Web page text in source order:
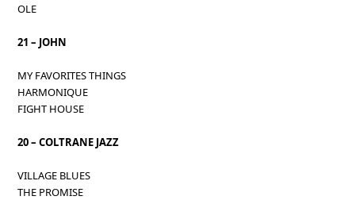
OLE
21 – JOHN
MY FAVORITES THINGS
HARMONIQUE
FIGHT HOUSE
20 – COLTRANE JAZZ
VILLAGE BLUES
THE PROMISE